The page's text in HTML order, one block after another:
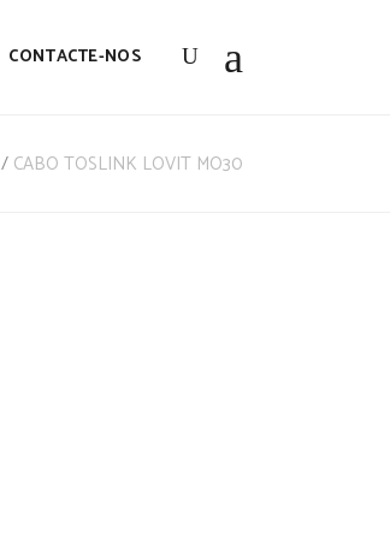
CONTACTE-NOS
/ CABO TOSLINK LOVIT MO30